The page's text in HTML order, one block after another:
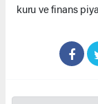
kuru ve finans